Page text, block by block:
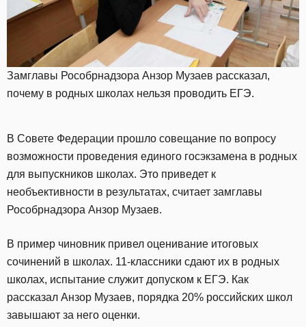
Замглавы Рособрнадзора Анзор Музаев рассказал,
почему в родных школах нельзя проводить ЕГЭ.
В Совете Федерации прошло совещание по вопросу
возможности проведения единого госэкзамена в родных
для выпускников школах. Это приведет к
необъективности в результатах, считает замглавы
Рособрнадзора Анзор Музаев.
В пример чиновник привел оценивание итоговых
сочинений в школах. 11-классники сдают их в родных
школах, испытание служит допуском к ЕГЭ. Как
рассказал Анзор Музаев, порядка 20% российских школ
завышают за него оценки.